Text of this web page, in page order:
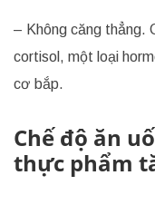
– Không căng thẳng.
cortisol, một loại
cơ bắp.
Chế độ ăn
thực phẩm